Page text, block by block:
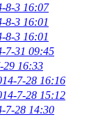
8-3 16:07
8-3 16:01
8-3 16:01
7-31 09:45
29 16:33
7-28 16:16
7-28 15:12
7-28 14:30